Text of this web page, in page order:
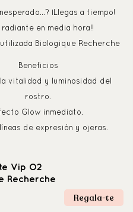
¡Llegas a tiempo!
radiante en media hora!!
Biologique Recherche
Beneficios
vitalidad y luminosidad del
rostro.
Glow inmediato.
de expresión y ojeras.
Vip O2
Recherche
Regala-te